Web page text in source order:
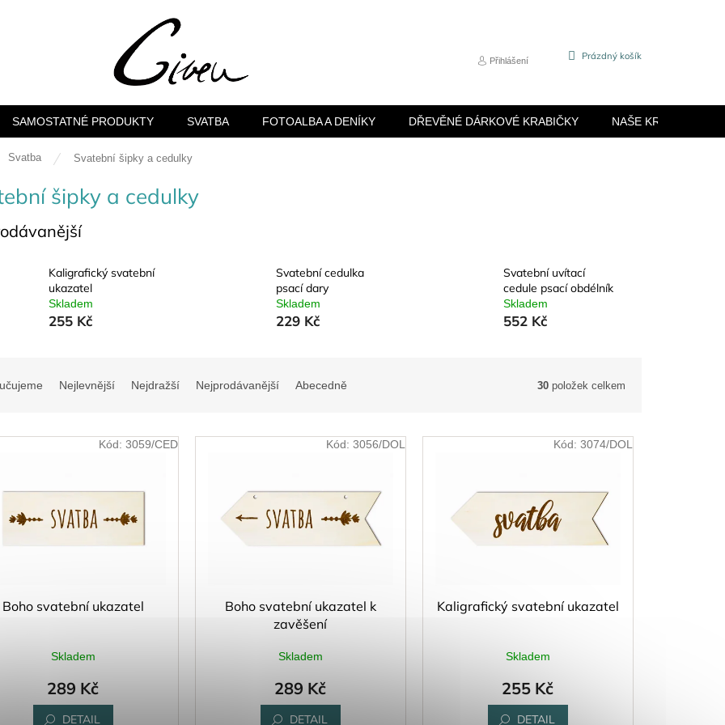
Přihlášení
NÁKUPNÍ
Prázdný košík
SAMOSTATNÉ PRODUKTY SVATBA FOTOALBA A DENÍKY DŘEVĚNÉ DÁRKOVÉ KRABIČKY NAŠE KRABIČKY
Svatba Svatební šipky a cedulky
šipky a cedulky
Kaligrafický svatební
ukazatel
Skladem
255 Kč
Svatební cedulka
psací dary
Skladem
229 Kč
Svatební uvítací
cedule psací obdélník
Skladem
552 Kč
Nejlevnější Nejdražší Nejprodávanější Abecedně 30 položek celkem
Boho svatební ukazatel
Skladem
289 Kč
DETAIL
Kód: 3059/CED
Boho svatební ukazatel k
zavěšení
Skladem
289 Kč
DETAIL
Kód: 3056/DOL
Kaligrafický svatební ukazatel
Skladem
255 Kč
DETAIL
Kód: 3074/DOL